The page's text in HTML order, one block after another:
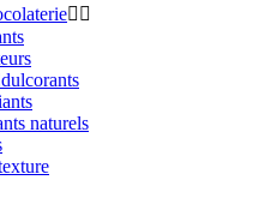
 
naturels